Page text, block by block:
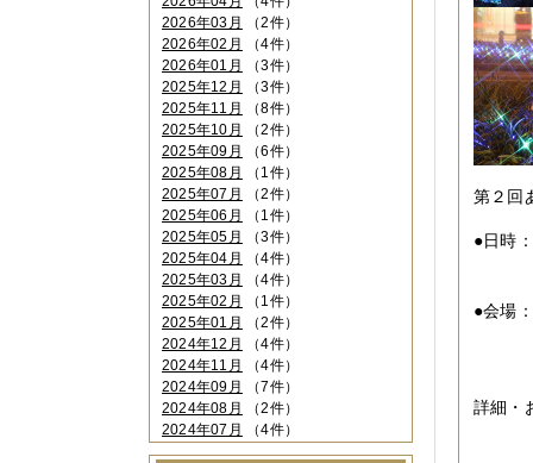
第２回
●日時
●会場
詳細・
2026年03月
（2件）
2026年02月
（4件）
2026年01月
（3件）
2025年12月
（3件）
2025年11月
（8件）
2025年10月
（2件）
2025年09月
（6件）
2025年08月
（1件）
2025年07月
（2件）
2025年06月
（1件）
2025年05月
（3件）
2025年04月
（4件）
2025年03月
（4件）
2025年02月
（1件）
2025年01月
（2件）
2024年12月
（4件）
2024年11月
（4件）
2024年09月
（7件）
2024年08月
（2件）
2024年07月
（4件）
2024年06月（4件）